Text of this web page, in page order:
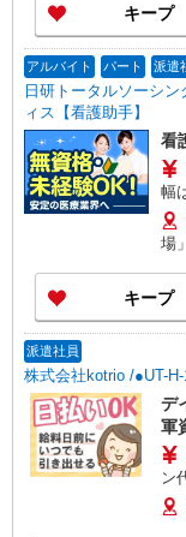
キープ
アルバイト パート 派遣
日研トータルソーシ
ィス【看護助手】
看
幅
場
キープ
派遣社員
株式会社kotrio /●UT-H-
デ
軍
ン